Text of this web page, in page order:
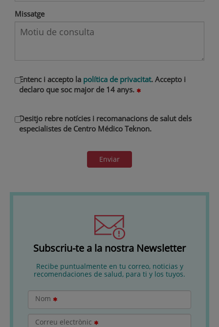
Missatge
Entenc i accepto la política de privacitat. Accepto i
declaro que soc major de 14 anys.
Desitjo rebre notícies i recomanacions de salut dels
especialistes de Centro Médico Teknon.
Enviar
Subscriu-te a la nostra Newsletter
Recibe puntualmente en tu correo, noticias y
recomendaciones de salud, para ti y los tuyos.
Nom
Correu electrònic